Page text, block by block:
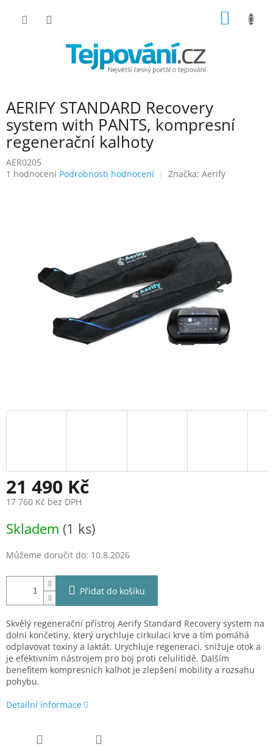
AERIFY STANDARD Recovery
system with PANTS, kompresní
regenerační kalhoty
AER0205
Průměrné
1 hodnocení Podrobnosti hodnocení Značka: Aerify
21 490 Kč
17 760 Kč bez DPH
cena:
Skladem (1 ks)
Můžeme doručit do: 10.8.2026
Přidat do košíku
Skvělý regenerační přístroj Aerify Standard Recovery system na
dolní končetiny, který urychluje cirkulaci krve a tím pomáhá
odplavovat toxiny a laktát. Urychluje regeneraci, snižuje otok a
je efektivním nástrojem pro boj proti celulitidě. Dalším
benefitem kompresních kalhot je zlepšení mobility a rozsahu
pohybu.
Detailní informace